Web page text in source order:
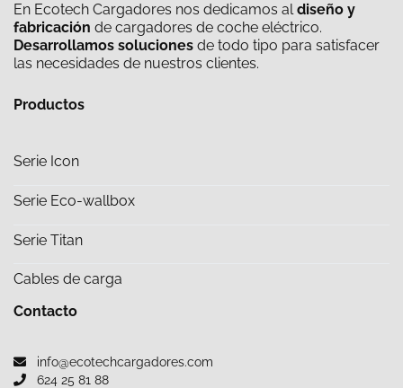
En Ecotech Cargadores nos dedicamos aldiseño y
fabricación de cargadores de coche eléctrico.
Desarrollamos soluciones de todo tipo para satisfacer
las necesidades de nuestros clientes.
Productos
Serie Icon
Serie Eco-wallbox
Serie Titan
Cables de carga
Contacto
info@ecotechcargadores.com
624 25 81 88